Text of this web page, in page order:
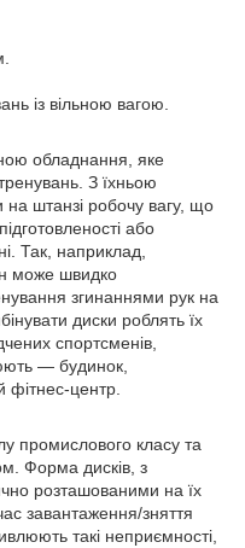
із вільною вагою.
обладнання, яке
З їхньою
штанзі робочу вагу, що
або
Так, наприклад,
може швидко
згинаннями рук на
диски роблять їх
спортсменів,
— будинок,
фітнес-центр.
промислового класу та
Форма дисків, з
розташованими на їх
завантаження/зняття
такі неприємності,